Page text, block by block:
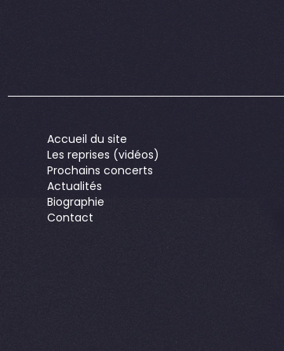
Accueil du site
Les reprises (vidéos)
Prochains concerts
Actualités
Biographie
Contact